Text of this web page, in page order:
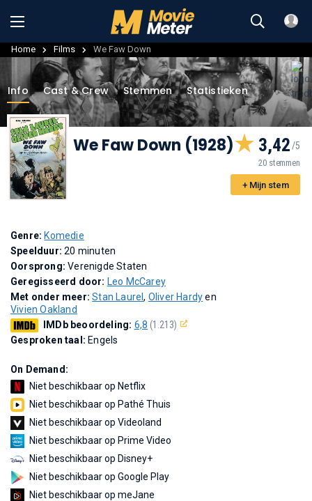
Home Films We Faw Down
Info Cast & Crew Stemmen Statistieken
We Faw Down (1928) 3,42
20 stemmen
+ Mijn stem
Genre: Komedie
Speelduur:20 minuten
Oorsprong:Verenigde Staten
Geregisseerd door: Leo McCarey
Met onder meer:Stan Laurel, Oliver Hardyen
Vivien Oakland
IMDb beoordeling: 6,8 (1.213)
Gesproken taal: Engels
On Demand:
Niet beschikbaar op Netflix
Niet beschikbaar op Pathé Thuis
Niet beschikbaar op Videoland
Niet beschikbaar op Prime Video
Niet beschikbaar op Disney+
Niet beschikbaar op Google Play
Niet beschikbaar op meJane